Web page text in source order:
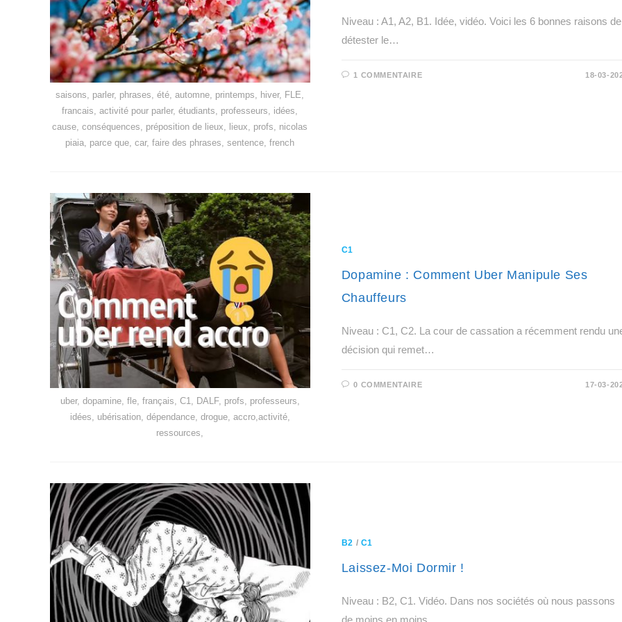
saisons, parler, phrases, été, automne, printemps, hiver, FLE,
francais, activité pour parler, étudiants, professeurs, idées,
cause, conséquences, préposition de lieux, lieux, profs, nicolas
piaia, parce que, car, faire des phrases, sentence, french
Niveau : A1, A2, B1. Idée, vidéo. Voici les 6 bonnes raisons de
détester le…
1 COMMENTAIRE 18-03-
uber, dopamine, fle, français, C1, DALF, profs, professeurs,
idées, ubérisation, dépendance, drogue, accro,activité,
ressources,
C1
Dopamine : Comment Uber Manipule Ses
Chauffeurs
Niveau : C1, C2. La cour de cassation a récemment rendu
décision qui remet…
0 COMMENTAIRE 17-03-
B2 / C1
Laissez-Moi Dormir !
Niveau : B2, C1. Vidéo. Dans nos sociétés où nous passons